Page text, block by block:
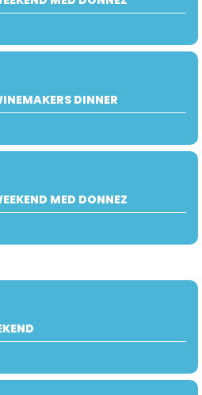
DINNER
MED DONNEZ